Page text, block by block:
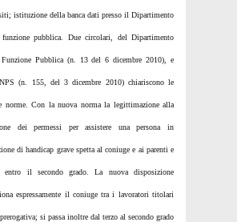
istituzione della banca dati presso il Dipartimento
pubblica. Due circolari, del Dipartimento
Pubblica (n. 13 del 6 dicembre 2010), e
(n. 155, del 3 dicembre 2010) chiariscono le
norme. Con la nuova norma la legittimazione alla
dei permessi per assistere una persona in
di handicap grave spetta al coniuge e ai parenti e
entro il secondo grado. La nuova disposizione
espressamente il coniuge tra i lavoratori titolari
si passa inoltre dal terzo al secondo grado